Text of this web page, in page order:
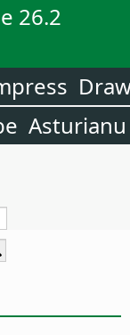
26.2
Asturianu